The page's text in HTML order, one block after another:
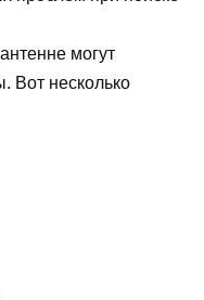
могут
Вот несколько